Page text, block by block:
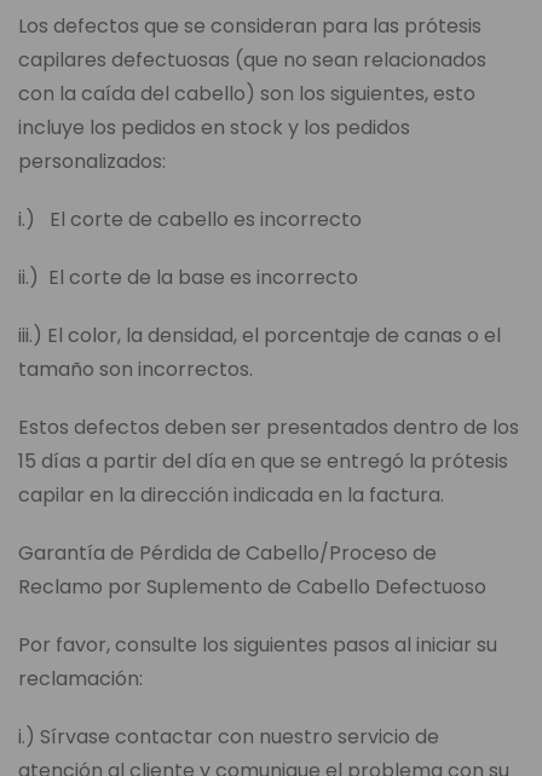
Los defectos que se consideran para las prótesis
capilares defectuosas (que no sean relacionados
con la caída del cabello) son los siguientes, esto
incluye los pedidos en stock y los pedidos
personalizados:
i.) El corte de cabello es incorrecto
ii.) El corte de la base es incorrecto
iii.) El color, la densidad, el porcentaje de canas o el
tamaño son incorrectos.
Estos defectos deben ser presentados dentro de los
15 días a partir del día en que se entregó la prótesis
capilar en la dirección indicada en la factura.
Garantía de Pérdida de Cabello/Proceso de
Reclamo por Suplemento de Cabello Defectuoso
Por favor, consulte los siguientes pasos al iniciar su
reclamación:
i.) Sírvase contactar con nuestro servicio de